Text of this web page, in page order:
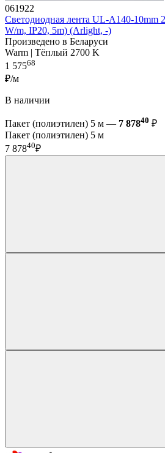
061922
Светодиодная лента UL-A140-10mm
W/m, IP20, 5m) (Arlight, -)
Произведено в Беларуси
Warm | Тёплый 2700 K
1 57568
₽/м
В наличии
Пакет (полиэтилен) 5 м — 7 87840 ₽
Пакет (полиэтилен) 5 м
7 87840₽